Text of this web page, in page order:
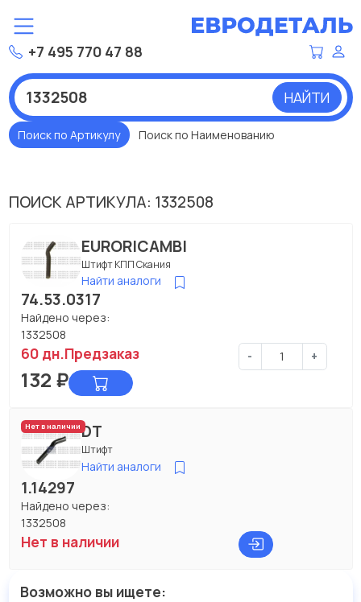
+7 495 770 47 88
НАЙТИ
Поиск по Артикулу Поиск по Наименованию
ПОИСК АРТИКУЛА: 1332508
EURORICAMBI
Штифт КПП Скания
Найти аналоги
74.53.0317
Найдено через:
1332508
60 дн.Предзаказ - +
132 ₽
Нет в наличииDT
Штифт
Найти аналоги
1.14297
Найдено через:
1332508
Нет в наличии
Возможно вы ищете: